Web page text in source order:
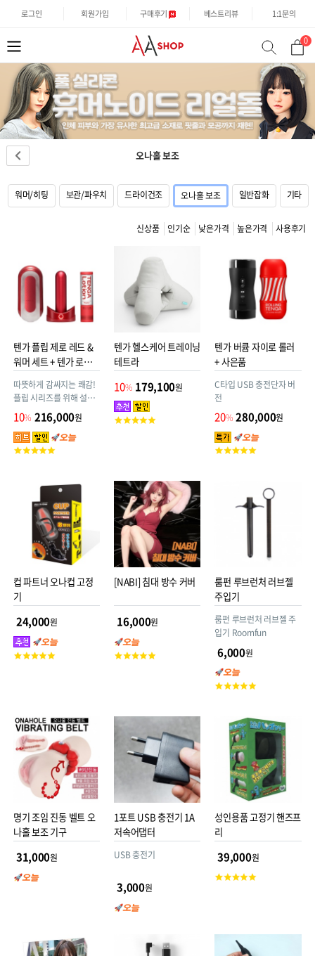
로그인 회원가입 구매후기 베스트리뷰 1:1문의
류
색
0
오나홀 보조
워머/히팅 보관/파우치 드라이건조 오나홀 보조 일반잡화 기타
신상품 인기순 낮은가격 높은가격 사용후기
텐가 플립 제로 레드 &
워머 세트 + 텐가 로션
따뜻하게 감싸지는 쾌감!
플립 시리즈를 위해 설계
된 히팅 스틱! 플립 워머에
최적화된 설계 디테일 소
프트 겔 사용!
10% 216,000원
고
텐가 헬스케어 트레이닝
테트라
10% 179,100원
고
텐가 버큠 자이로 롤러
+ 사은품
C타입 USB 충전단자 버
전
20% 280,000원
고
컵 파트너 오나컵 고정
기
24,000원
고
[NABI] 침대 방수 커버
16,000원
고
룸펀 루브런처 러브젤
주입기
룸펀 루브런처 러브젤 주
입기 Roomfun
6,000원
고
명기 조임 진동 벨트 오
나홀 보조 기구
31,000원
1포트 USB 충전기 1A
저속어댑터
USB 충전기
3,000원
성인용품 고정기 핸즈프
리
39,000원
고